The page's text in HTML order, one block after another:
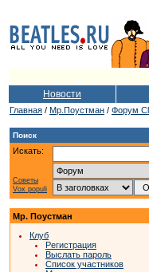
Новости
Главная / Мр.Поустман / Форум
Поиск
Искать:
Советы
Vox populi
Мр. Поустман
Клуб
Регистрация
Выслать пароль
Список участников